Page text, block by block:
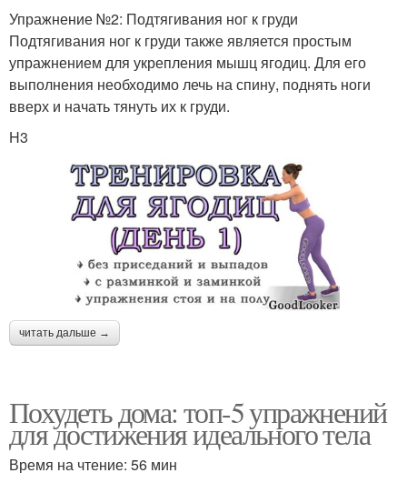
Упражнение №2: Подтягивания ног к груди
Подтягивания ног к груди также является простым
упражнением для укрепления мышц ягодиц. Для его
выполнения необходимо лечь на спину, поднять ноги
вверх и начать тянуть их к груди.
H3
читать дальше →
Похудеть дома: топ-5 упражнений
для достижения идеального тела
Время на чтение: 56 мин